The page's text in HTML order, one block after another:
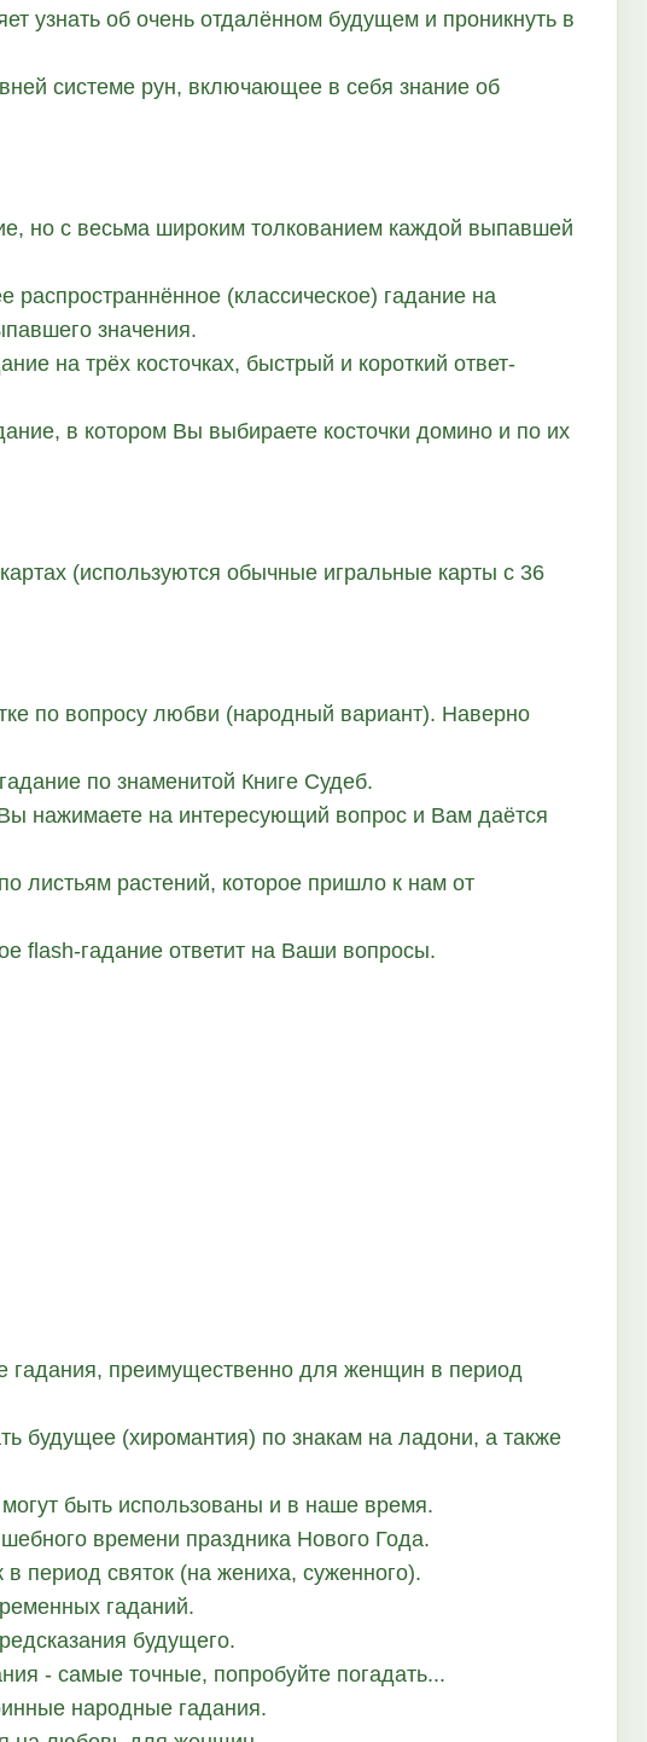
узнать об очень отдалённом будущем и проникнуть в
системе рун, включающее в себя знание об
но с весьма широким толкованием каждой выпавшей
распространнённое (классическое) гадание на
значения.
на трёх косточках, быстрый и короткий ответ-
в котором Вы выбираете косточки домино и по их
(используются обычные игральные карты с 36
по вопросу любви (народный вариант). Наверно
по знаменитой Книге Судеб.
нажимаете на интересующий вопрос и Вам даётся
листьям растений, которое пришло к нам от
flash-гадание ответит на Ваши вопросы.
гадания, преимущественно для женщин в период
будущее (хиромантия) по знакам на ладони, а также
быть использованы и в наше время.
времени праздника Нового Года.
период святок (на жениха, суженного).
гаданий.
будущего.
- самые точные, попробуйте погадать...
народные гадания.